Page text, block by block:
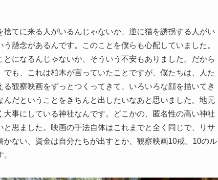
てに来る人がいるんじゃないか、逆に猫を誘拐する人がい
懸念があるんです。このことを僕らも心配していました。
になるんじゃないか、そういう不安もありました。だから
も、これは柏木が言っていたことですが、僕たちは、人た
観察映画をずっとつくってきて、いろいろな顔を描いてき
だということをきちんと出したいなあと思いました。地元
事にしている神社なんです。どこかの、匿名性の高い神社
思ました。映画の手法自体はこれまでと全く同じで、リサ
ない、資金は自分たちが出すとか、観察映画10戒、10のル